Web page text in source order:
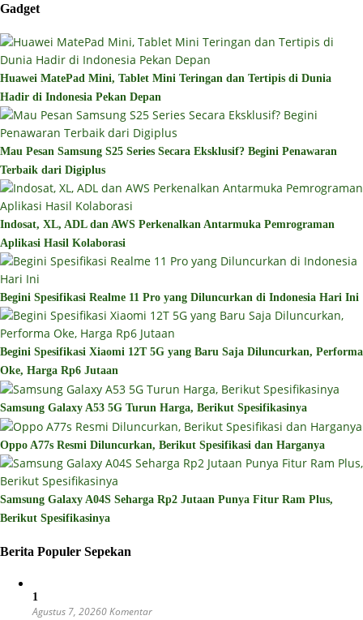
Gadget
Huawei MatePad Mini, Tablet Mini Teringan dan Tertipis di Dunia
Hadir di Indonesia Pekan Depan
Mau Pesan Samsung S25 Series Secara Eksklusif? Begini Penawaran
Terbaik dari Digiplus
Indosat, XL, ADL dan AWS Perkenalkan Antarmuka Pemrograman
Aplikasi Hasil Kolaborasi
Begini Spesifikasi Realme 11 Pro yang Diluncurkan di Indonesia Hari Ini
Begini Spesifikasi Xiaomi 12T 5G yang Baru Saja Diluncurkan, Performa
Oke, Harga Rp6 Jutaan
Samsung Galaxy A53 5G Turun Harga, Berikut Spesifikasinya
Oppo A77s Resmi Diluncurkan, Berikut Spesifikasi dan Harganya
Samsung Galaxy A04S Seharga Rp2 Jutaan Punya Fitur Ram Plus,
Berikut Spesifikasinya
Berita Populer Sepekan
1
Agustus 7, 20260 Komentar